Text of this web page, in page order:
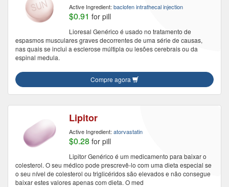
Active Ingredient: baclofen intrathecal injection
$0.91 for pill
Lioresal Genérico é usado no tratamento de
espasmos musculares graves decorrentes de uma série de causas,
nas quais se inclui a esclerose múltipla ou lesões cerebrais ou da
espinal medula.
Compre agora
Lipitor
Active Ingredient: atorvastatin
$0.28 for pill
Lipitor Genérico é um medicamento para baixar o
colesterol. O seu médico pode prescrevê-lo com uma dieta especial se
o seu nível de colesterol ou triglicéridos são elevados e não consegue
baixar estes valores apenas com dieta. O med